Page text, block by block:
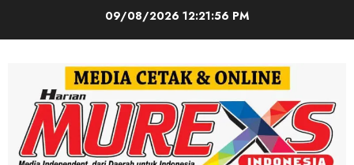
09/08/202612:21:57 PM